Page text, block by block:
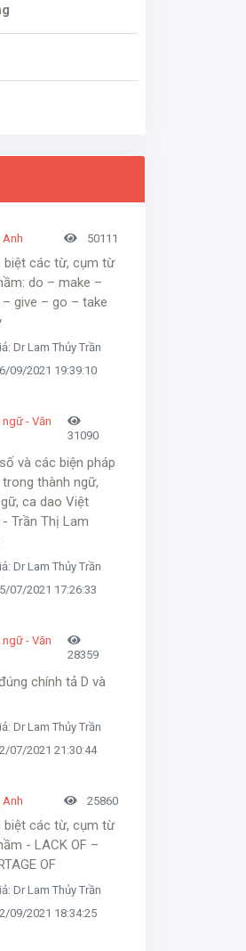
Anh 50111
biệt các từ, cụm từ
do – make –
– give – go – take
Dr Lam Thủy Trần
09/2021 19:39:10
- Văn
31090
và các biện pháp
thành ngữ,
ca dao Việt
Trần Thị Lam
Dr Lam Thủy Trần
07/2021 17:26:33
- Văn
28359
chính tả D và
Dr Lam Thủy Trần
07/2021 21:30:44
Anh 25860
biệt các từ, cụm từ
- LACK OF –
OF
Dr Lam Thủy Trần
09/2021 18:34:25